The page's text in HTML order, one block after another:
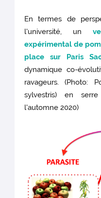
En termes de
l'université, un
expérimental de
place sur Paris
dynamique co-
ravageurs. (Photo:
sylvestris) en
l'automne 2020)